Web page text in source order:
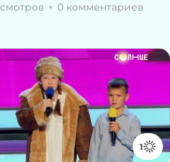
0 комментариев
1